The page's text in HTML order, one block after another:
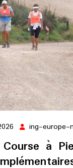
26
2026
ing-europe-
à